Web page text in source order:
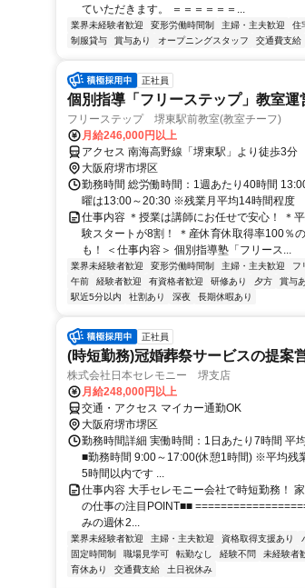
ていただきます。 ＝＝＝＝＝＝...
業界未経験者歓迎 変形労働時間制 主婦・主夫歓迎 住
制服貸与
賞与あり オープニングスタッフ 交通費支給
正社員
個別指導「フリーステップ」教室運
フリーステップ 堺東駅前教室(教室チーフ)
月給246,000円以上
アクセス 南海高野線「堺東駅」より徒歩3分
大阪府堺市堺区
勤務時間 総労働時間：1週あたり40時間
曜は13:00～20:30 ※残業月平均14時間程度
仕事内容 ＊授業は講師にお任せで安心！ ＊
験スタートが8割！ ＊産休育休取得率100％
も！ ＜仕事内容＞ 個別指導塾「フリース...
業界未経験者歓迎 変形労働時間制 主婦・主夫歓迎 フ
午前
経験者歓迎 有資格者歓迎 研修あり 夕方 賞与
駅近5分以内
社割あり 深夜 長期休暇あり
正社員
(時短勤務)冠婚葬祭サービスの提案
株式会社日本セレモニー 堺支店
月給248,000円以上
交通・アクセス マイカー通勤OK
大阪府堺市堺区
勤務時間詳細 実働時間：1日あたり7時間 平
■勤務時間 9:00～17:00(休憩1時間) ※平均残
5時間以内です ...
仕事内容 大手セレモニー会社で時短勤務！
の仕事の注目POINT■■
みの週休2...
業界未経験者歓迎 主婦・主夫歓迎 資格取得支援あり
固定時間制
職場見学可 転勤なし 経験不問 未経験者
育休あり
交通費支給 土日祝休み